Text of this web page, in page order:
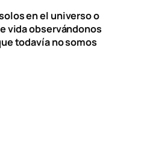
en el universo o
vida observándonos
todavía no somos